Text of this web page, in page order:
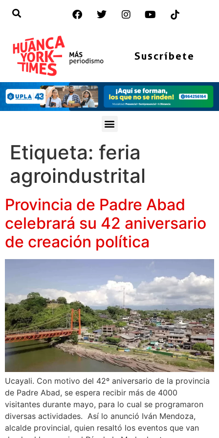
Suscríbete
Etiqueta: feria
agroindustrital
Provincia de Padre Abad
celebrará su 42 aniversario
de creación política
Ucayali. Con motivo del 42º aniversario de la provincia
de Padre Abad, se espera recibir más de 4000
visitantes durante mayo, para lo cual se programaron
diversas actividades. Así lo anunció Iván Mendoza,
alcalde provincial, quien resaltó los eventos que van